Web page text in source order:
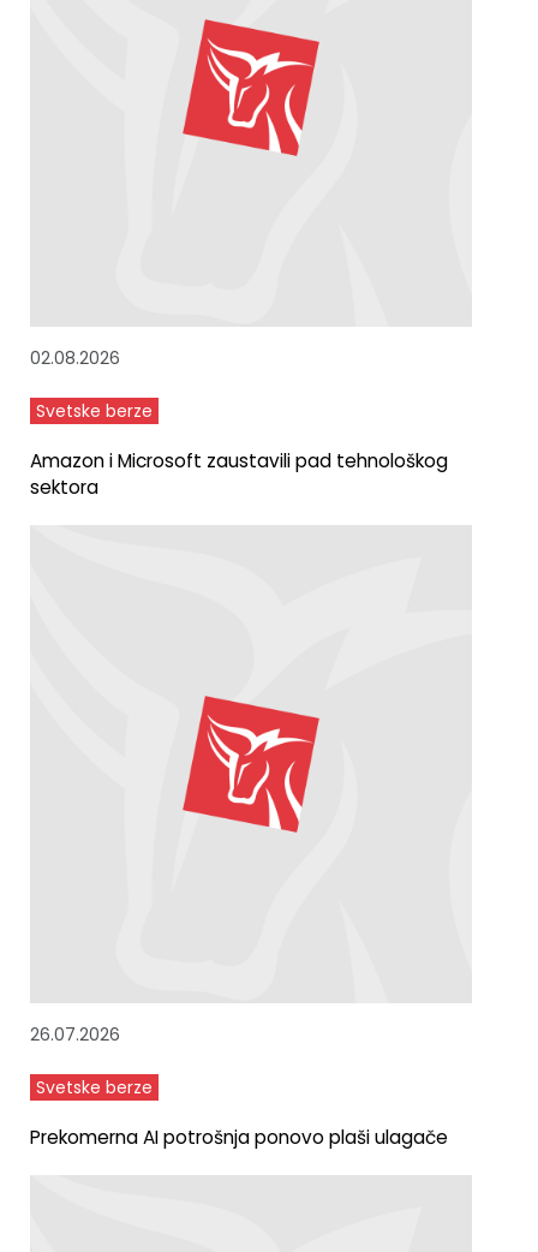
02.08.2026
Svetske berze
Amazon i Microsoft zaustavili pad tehnološkog
sektora
26.07.2026
Svetske berze
Prekomerna AI potrošnja ponovo plaši ulagače